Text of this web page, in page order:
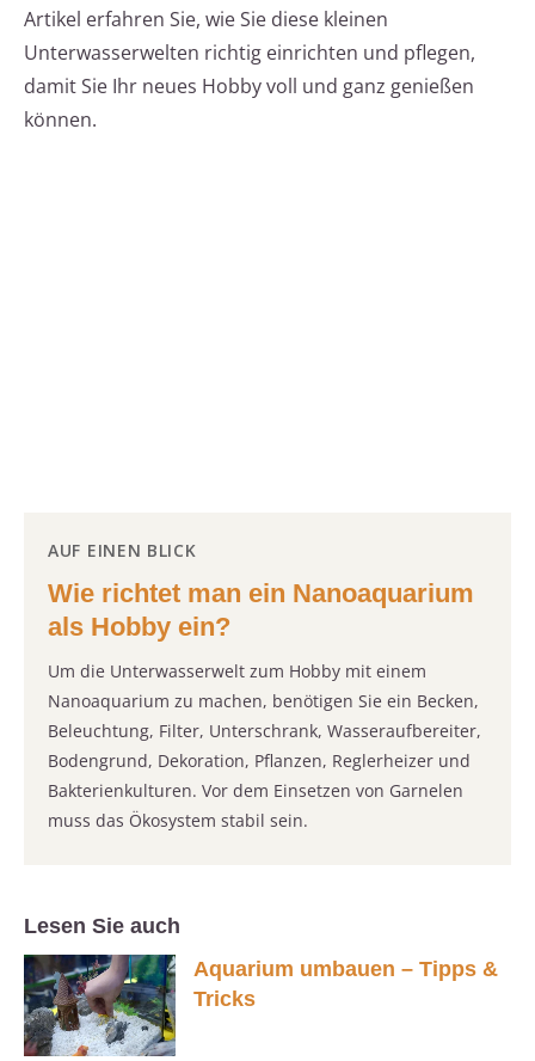
Artikel erfahren Sie, wie Sie diese kleinen
Unterwasserwelten richtig einrichten und pflegen,
damit Sie Ihr neues Hobby voll und ganz genießen
können.
AUF EINEN BLICK
Wie richtet man ein Nanoaquarium
als Hobby ein?
Um die Unterwasserwelt zum Hobby mit einem
Nanoaquarium zu machen, benötigen Sie ein Becken,
Beleuchtung, Filter, Unterschrank, Wasseraufbereiter,
Bodengrund, Dekoration, Pflanzen, Reglerheizer und
Bakterienkulturen. Vor dem Einsetzen von Garnelen
muss das Ökosystem stabil sein.
Lesen Sie auch
Aquarium umbauen – Tipps &
Tricks